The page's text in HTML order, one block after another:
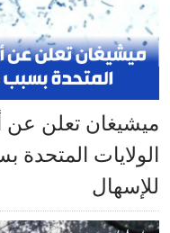
ميشيغان تعلن عن
الولايات
للإسهال